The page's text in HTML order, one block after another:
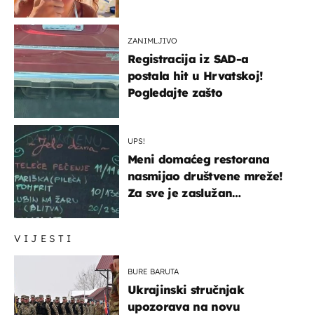
VIJESTI
BURE BARUTA
Ukrajinski stručnjak
upozorava na novu
ZANIMLJIVO
Registracija iz SAD-a
postala hit u Hrvatskoj!
Pogledajte zašto
UPS!
Meni domaćeg restorana
nasmijao društvene mreže!
Za sve je zaslužan